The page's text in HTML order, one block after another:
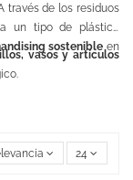
través de los residuos
un tipo de plástico
sostenible en
vasos y artículos
24